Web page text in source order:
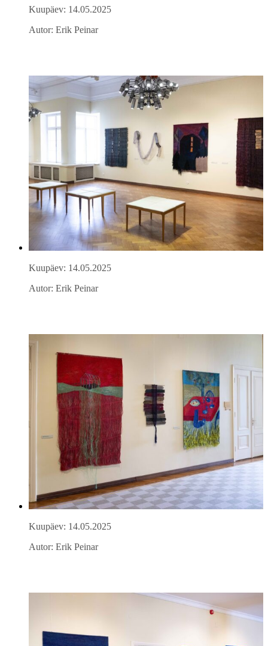
Kuupäev: 14.05.2025
Autor: Erik Peinar
Kuupäev: 14.05.2025
Autor: Erik Peinar
Kuupäev: 14.05.2025
Autor: Erik Peinar